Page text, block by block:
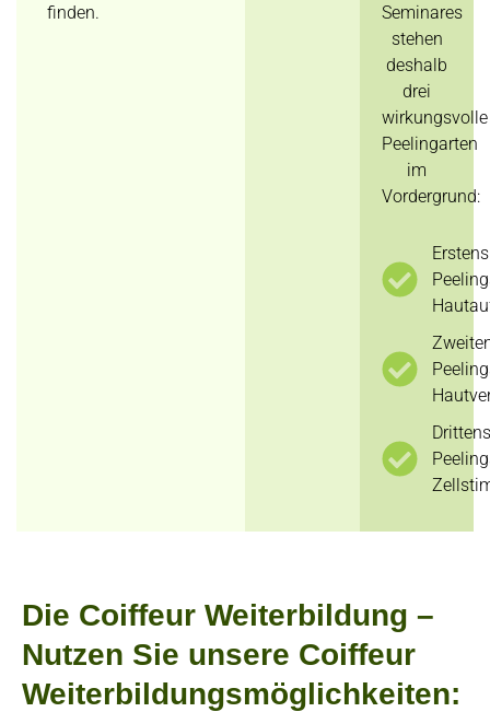
finden.
Seminares
stehen
deshalb
drei
wirkungsvolle
Peelingarten
im
Vordergrund:
Die Coiffeur Weiterbildung –
Nutzen Sie unsere Coiffeur
Weiterbildungsmöglichkeiten: